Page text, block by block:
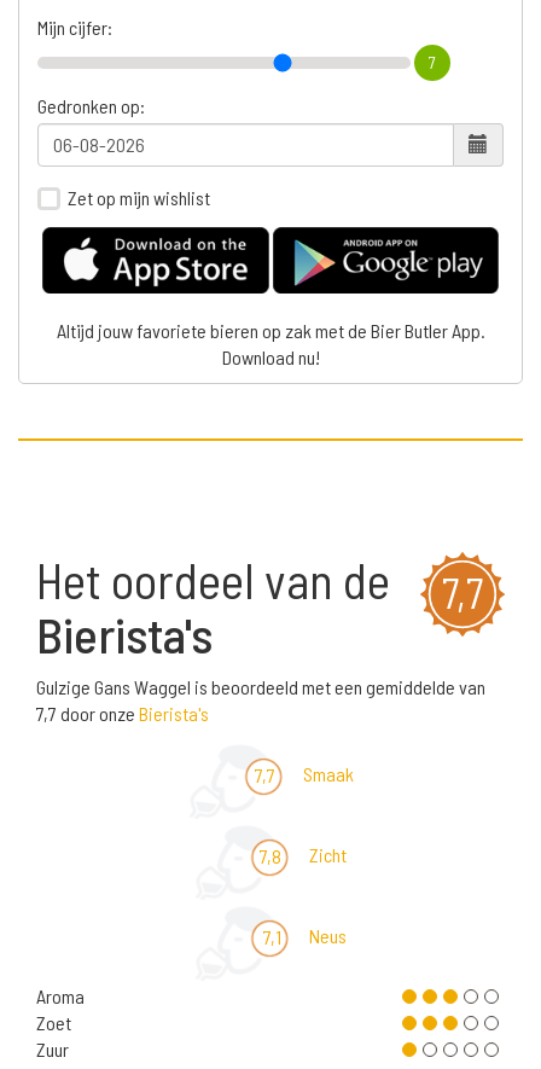
Mijn cijfer:
7
Gedronken op:
Zet op mijn wishlist
Altijd jouw favoriete bieren op zak met de Bier Butler App.
Download nu!
7,7
Het oordeel van de
Bierista's
Gulzige Gans Waggel is beoordeeld met een gemiddelde van
7,7 door onze Bierista's
7,7 Smaak
7,8 Zicht
7,1 Neus
Aroma
Zoet
Zuur